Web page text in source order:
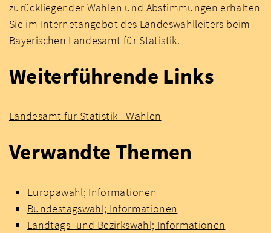
zurückliegender Wahlen und Abstimmungen erhalten
Sie im Internetangebot des Landeswahlleiters beim
Bayerischen Landesamt für Statistik.
Weiterführende Links
Landesamt für Statistik - Wahlen
Verwandte Themen
Europawahl; Informationen
Bundestagswahl; Informationen
Landtags- und Bezirkswahl; Informationen